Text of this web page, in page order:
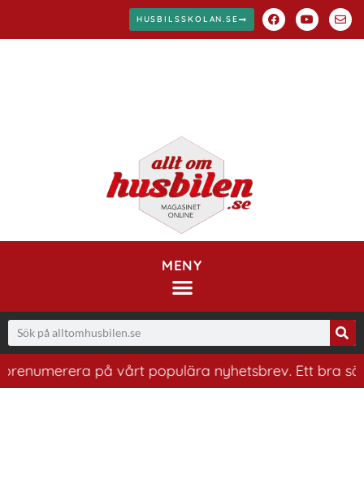
HUSBILSSKOLAN.SE
MENY
på vårt populära nyhetsbrev. Ett bra sätt att